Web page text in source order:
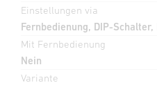
Einstellungen via
Fernbedienung, DIP-
Mit Fernbedienung
Nein
Variante